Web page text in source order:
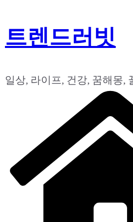
츠
너
트렌드러빗
일상, 라이프, 건강, 꿈해몽,